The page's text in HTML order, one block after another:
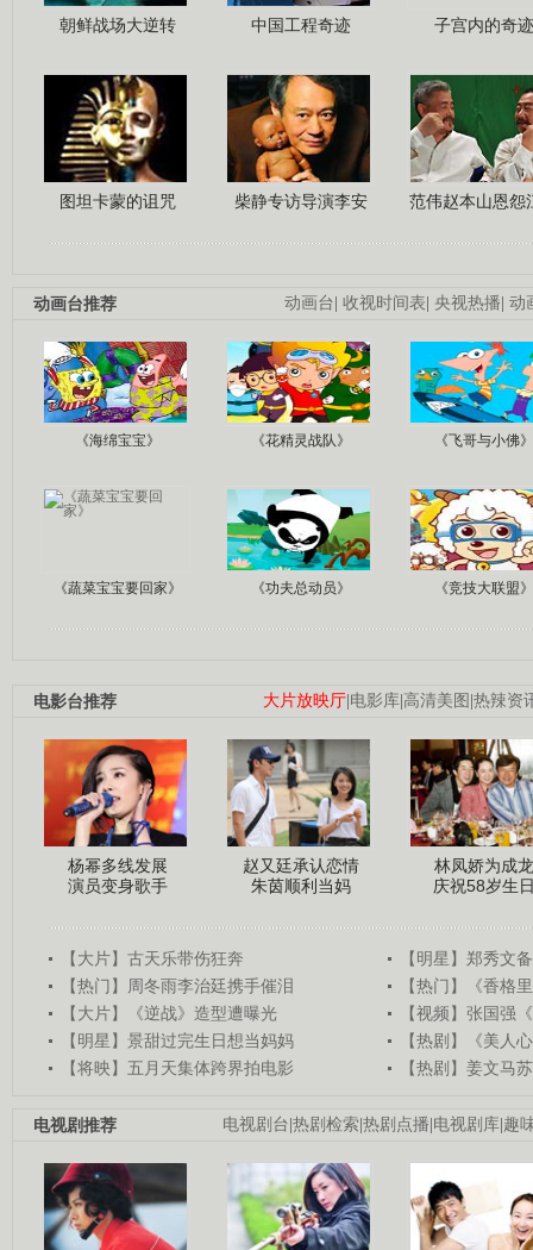
朝鲜战场大逆转 中国工程奇迹 子宫内的奇迹
图坦卡蒙的诅咒 柴静专访导演李安 范伟赵本山恩怨
动画台 收视时间表 央视热播 动
动画台推荐
《海绵宝宝》 《花精灵战队》 《飞哥与小佛》
《蔬菜宝宝要回家》 《功夫总动员》 《竞技大联盟》
大片放映厅 电影库 高清美图 热辣资
电影台推荐
杨幂多线发展
演员变身歌手
赵又廷承认恋情
朱茵顺利当妈
林凤娇为成龙
庆祝58岁生
【大片】古天乐带伤狂奔
【明星】郑秀文
【热门】周冬雨李治廷携手催泪
【热门】《香格
【大片】《逆战》造型遭曝光
【视频】张国强
【明星】景甜过完生日想当妈妈
【热剧】《美人
【将映】五月天集体跨界拍电影
【热剧】姜文马
电视剧台 热剧检索 热剧点播 电视剧库 趣
电视剧推荐